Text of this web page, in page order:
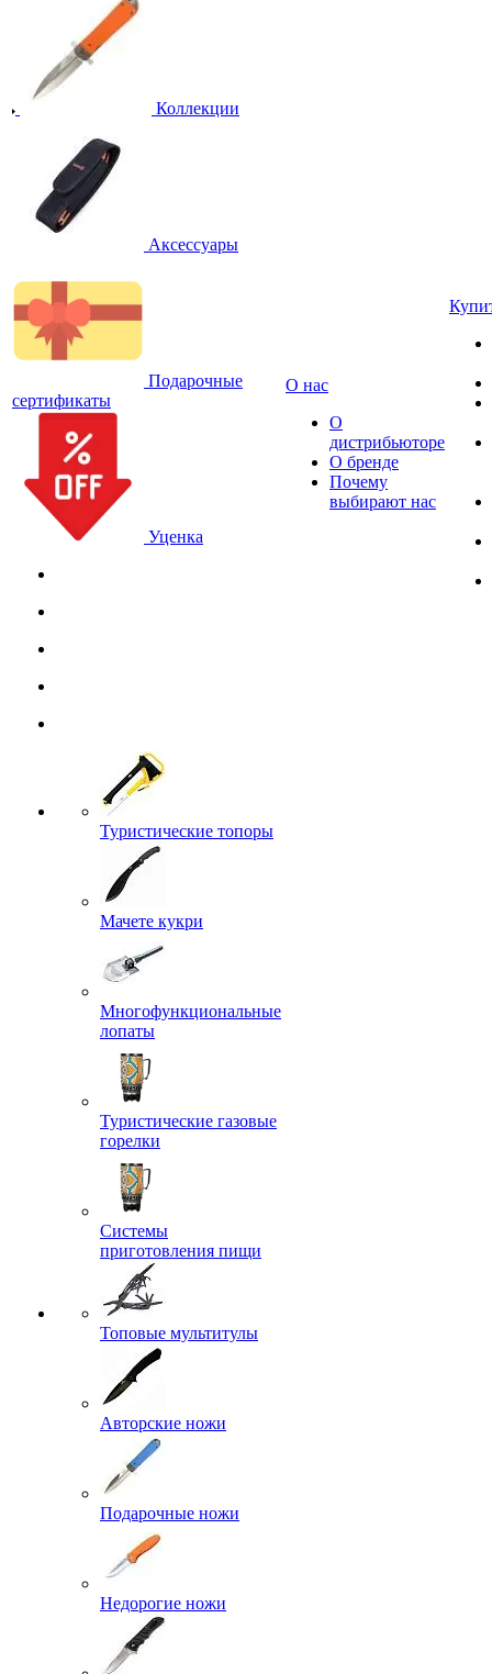
Коллекции
Аксессуары
Подарочные
сертификаты
Уценка
Туристические топоры
Мачете кукри
Многофункциональные
лопаты
Туристические газовые
горелки
Системы
приготовления пищи
Топовые мультитулы
Авторские ножи
Подарочные ножи
Недорогие ножи
О нас
О
дистрибьюторе
О бренде
Почему
выбирают нас